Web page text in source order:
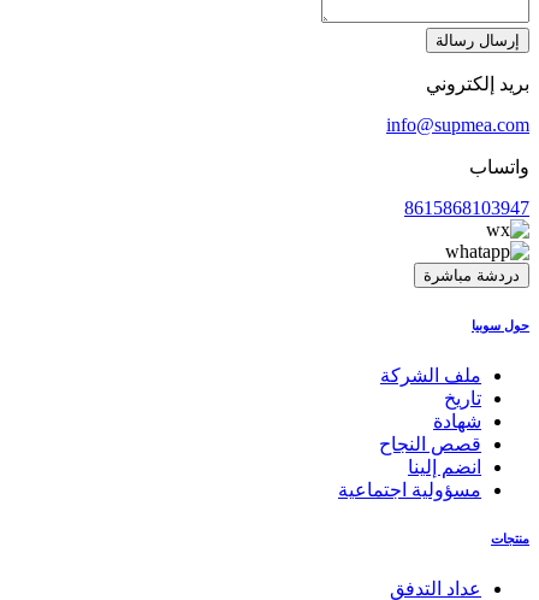
إرسال رسالة
بريد إلكتروني
info@supmea.com
واتساب
8615868103947
دردشة مباشرة
حول سوبيا
ملف الشركة
تاريخ
شهادة
قصص النجاح
انضم إلينا
مسؤولية اجتماعية
منتجات
عداد التدفق